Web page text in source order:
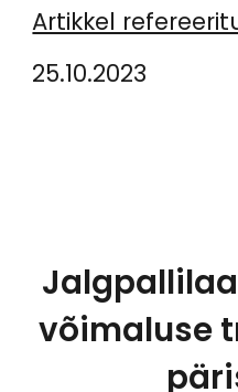
Artikkel
25.10.2023
võimaluse